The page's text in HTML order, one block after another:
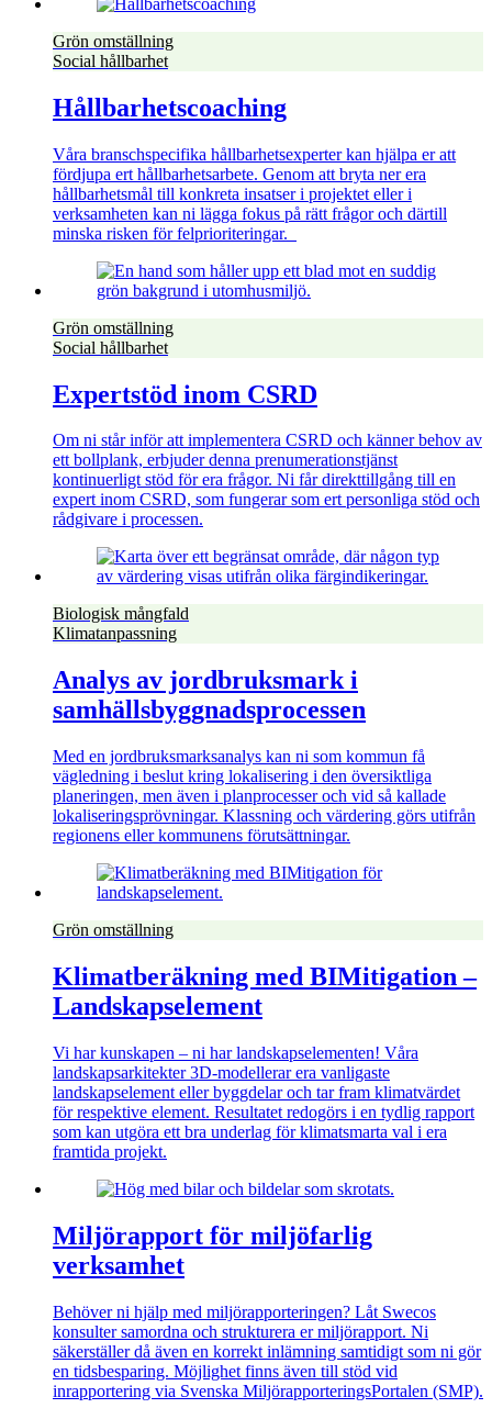
Grön omställning
Social hållbarhet
Hållbarhetscoaching
Våra branschspecifika hållbarhetsexperter kan hjälpa er att
fördjupa ert hållbarhetsarbete. Genom att bryta ner era
hållbarhetsmål till konkreta insatser i projektet eller i
verksamheten kan ni lägga fokus på rätt frågor och därtill
minska risken för felprioriteringar.
Grön omställning
Social hållbarhet
Expertstöd inom CSRD
Om ni står inför att implementera CSRD och känner behov av
ett bollplank, erbjuder denna prenumerationstjänst
kontinuerligt stöd för era frågor. Ni får direkttillgång till en
expert inom CSRD, som fungerar som ert personliga stöd och
rådgivare i processen.
Biologisk mångfald
Klimatanpassning
Analys av jordbruksmark i
samhällsbyggnadsprocessen
Med en jordbruksmarksanalys kan ni som kommun få
vägledning i beslut kring lokalisering i den översiktliga
planeringen, men även i planprocesser och vid så kallade
lokaliseringsprövningar. Klassning och värdering görs utifrån
regionens eller kommunens förutsättningar.
Grön omställning
Klimatberäkning med BIMitigation –
Landskapselement
Vi har kunskapen – ni har landskapselementen! Våra
landskapsarkitekter 3D-modellerar era vanligaste
landskapselement eller byggdelar och tar fram klimatvärdet
för respektive element. Resultatet redogörs i en tydlig rapport
som kan utgöra ett bra underlag för klimatsmarta val i era
framtida projekt.
Miljörapport för miljöfarlig
verksamhet
Behöver ni hjälp med miljörapporteringen? Låt Swecos
konsulter samordna och strukturera er miljörapport. Ni
säkerställer då även en korrekt inlämning samtidigt som ni gör
en tidsbesparing. Möjlighet finns även till stöd vid
inrapportering via Svenska MiljörapporteringsPortalen (SMP).